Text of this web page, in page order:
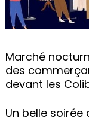
Marché
des
devant les
Un belle soirée